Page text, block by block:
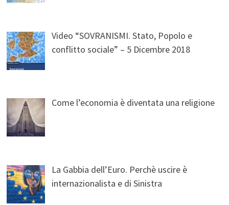
Video “SOVRANISMI. Stato, Popolo e
conflitto sociale” – 5 Dicembre 2018
Come l’economia è diventata una religione
La Gabbia dell’Euro. Perchè uscire è
internazionalista e di Sinistra